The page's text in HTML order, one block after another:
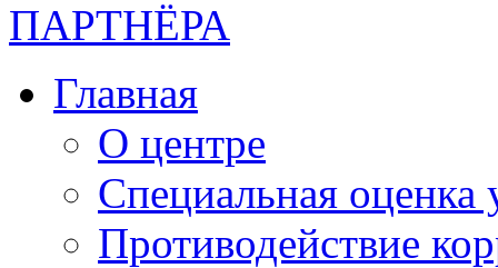
ПАРТНЁРА
Главная
О центре
Специальная оценка
Противодействие